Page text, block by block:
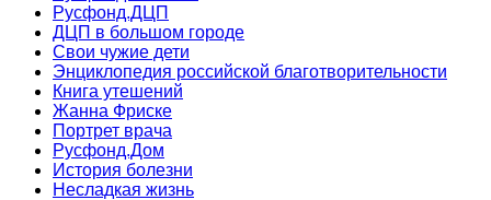
Русфонд.ДЦП
ДЦП в большом городе
Свои чужие дети
Энциклопедия российской благотворительности
Книга утешений
Жанна Фриске
Портрет врача
Русфонд.Дом
История болезни
Несладкая жизнь